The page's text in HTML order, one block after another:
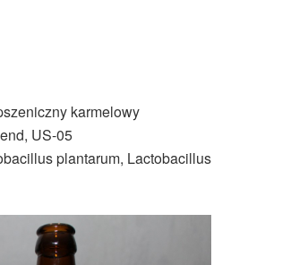
karmelowy
US-05
plantarum, Lactobacillus